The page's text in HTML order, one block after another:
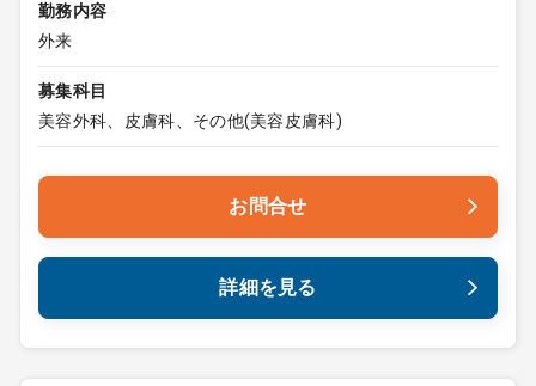
勤務内容
外来
募集科目
美容外科、皮膚科、その他(美容皮膚科)
お問合せ
詳細を見る